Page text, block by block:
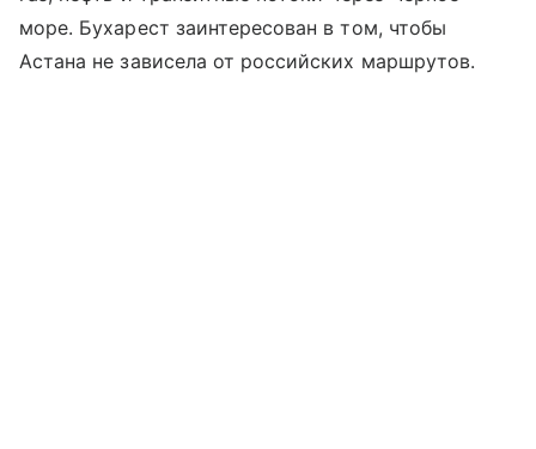
море. Бухарест заинтересован в том, чтобы
Астана не зависела от российских маршрутов.